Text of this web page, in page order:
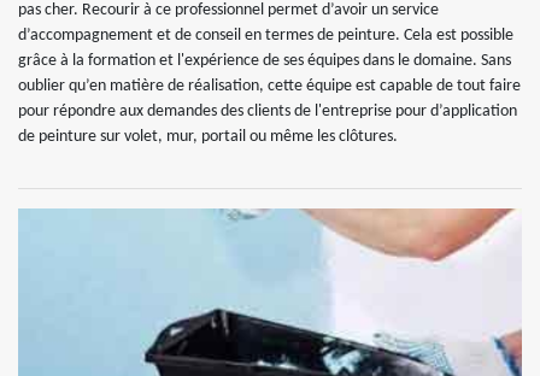
pas cher. Recourir à ce professionnel permet d’avoir un service
d’accompagnement et de conseil en termes de peinture. Cela est possible
grâce à la formation et l'expérience de ses équipes dans le domaine. Sans
oublier qu’en matière de réalisation, cette équipe est capable de tout faire
pour répondre aux demandes des clients de l'entreprise pour d’application
de peinture sur volet, mur, portail ou même les clôtures.